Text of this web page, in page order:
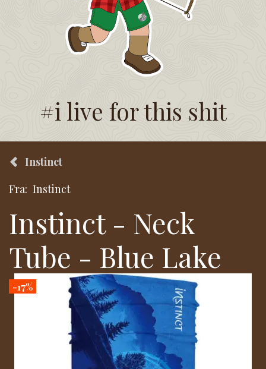
#i live for this shit
Instinct
Fra: Instinct
Instinct - Neck
Tube - Blue Lake
-17%